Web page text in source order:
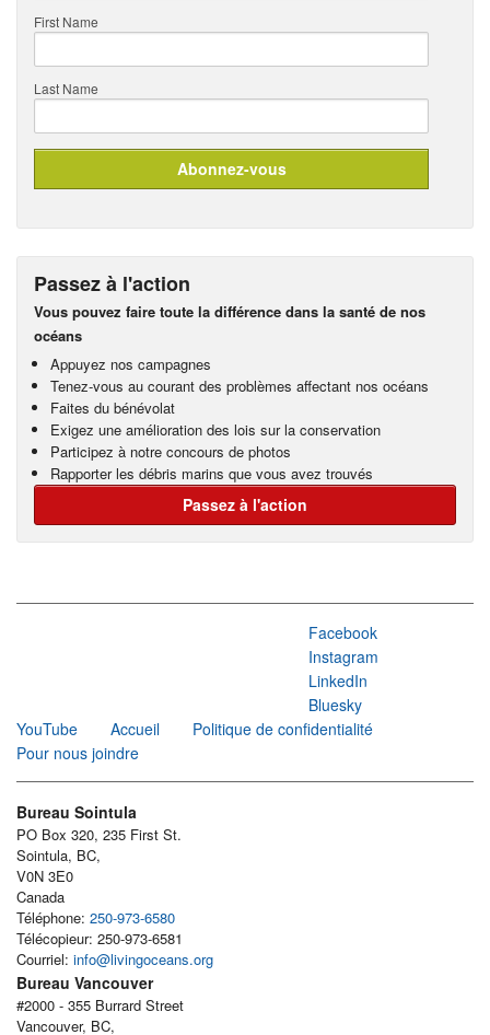
First Name
Last Name
Passez à l'action
Vous pouvez faire toute la différence dans la santé de nos
océans
Appuyez nos campagnes
Tenez-vous au courant des problèmes affectant nos océans
Faites du bénévolat
Exigez une amélioration des lois sur la conservation
Participez à notre concours de photos
Rapporter les débris marins que vous avez trouvés
Passez à l'action
Facebook
Instagram
LinkedIn
Bluesky
YouTube
Accueil
Politique de confidentialité
Pour nous joindre
Bureau Sointula
PO Box 320, 235 First St.
Sointula, BC,
V0N 3E0
Canada
Téléphone: 250-973-6580
Télécopieur: 250-973-6581
Courriel: info@livingoceans.org
Bureau Vancouver
#2000 - 355 Burrard Street
Vancouver, BC,